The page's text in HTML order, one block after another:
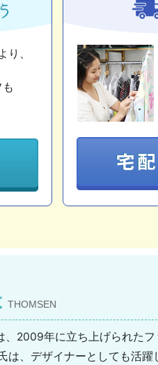
、
THOMSEN
、2009年に立ち上げられた
は、デザイナーとしても活